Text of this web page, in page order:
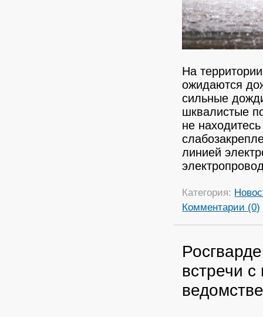
На
ожидаются
сильные
шквалистые
не
линией
Категория:
Комментарии (0)
встречи